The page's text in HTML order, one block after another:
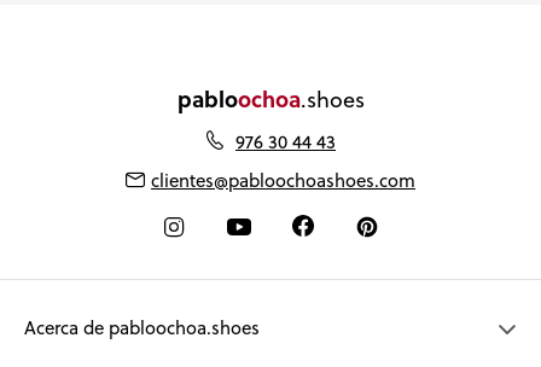
pabloochoa.shoes
976 30 44 43
clientes@pabloochoashoes.com
Acerca de pabloochoa.shoes